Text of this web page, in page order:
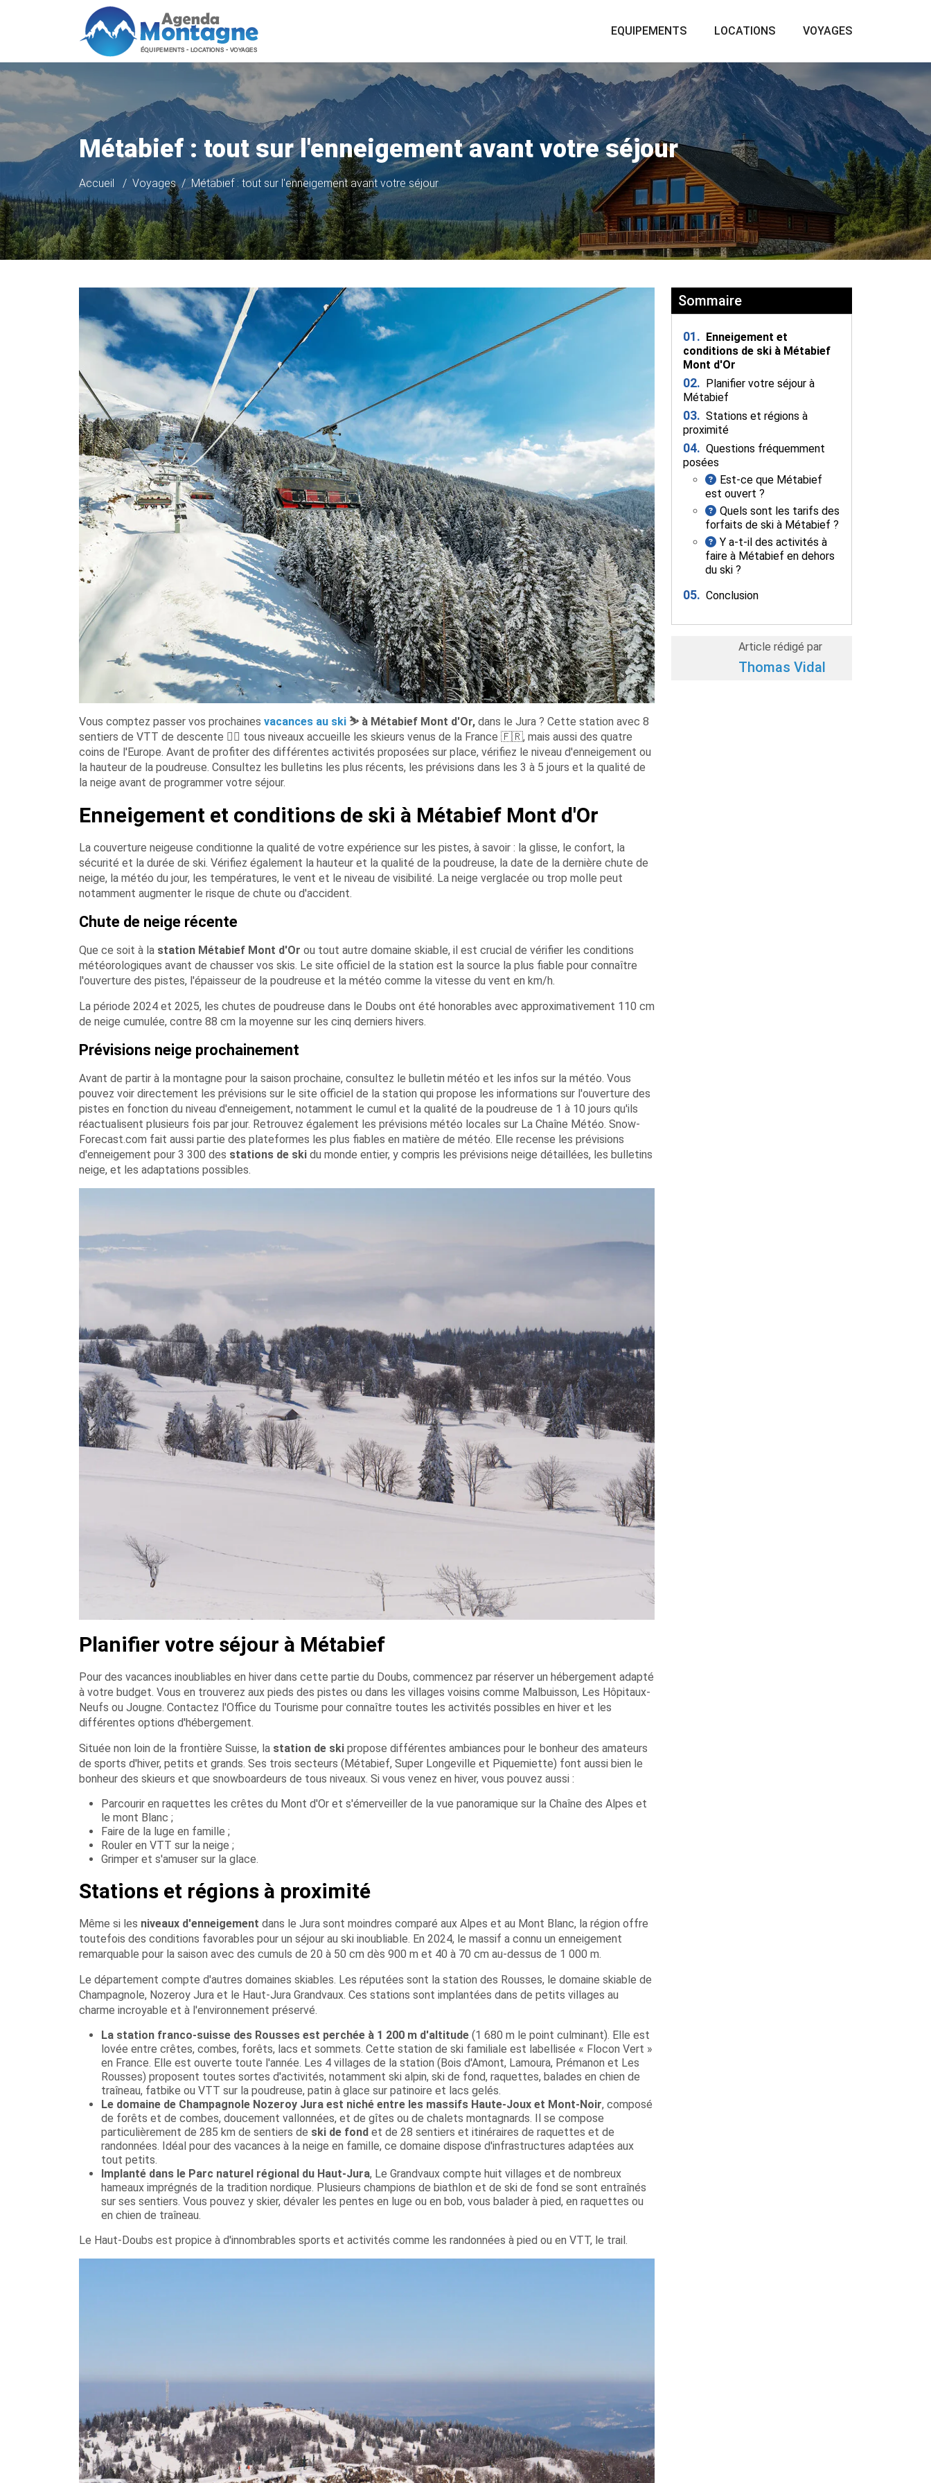
EQUIPEMENTS LOCATIONS VOYAGES
Métabief : tout sur l'enneigement avant votre séjour
Accueil Voyages Métabief : tout sur l'enneigement avant votre séjour
Vous comptez passer vos prochaines vacances au ski ⛷️ à Métabief Mont d'Or, dans le Jura ? Cette station avec 8
sentiers de VTT de descente 🚵‍♂ tous niveaux accueille les skieurs venus de la France 🇫🇷, mais aussi des quatre
coins de l'Europe. Avant de profiter des différentes activités proposées sur place, vérifiez le niveau d'enneigement ou
la hauteur de la poudreuse. Consultez les bulletins les plus récents, les prévisions dans les 3 à 5 jours et la qualité de
la neige avant de programmer votre séjour.
Enneigement et conditions de ski à Métabief Mont d'Or
La couverture neigeuse conditionne la qualité de votre expérience sur les pistes, à savoir : la glisse, le confort, la
sécurité et la durée de ski. Vérifiez également la hauteur et la qualité de la poudreuse, la date de la dernière chute de
neige, la météo du jour, les températures, le vent et le niveau de visibilité. La neige verglacée ou trop molle peut
notamment augmenter le risque de chute ou d'accident.
Chute de neige récente
Que ce soit à la station Métabief Mont d'Or ou tout autre domaine skiable, il est crucial de vérifier les conditions
météorologiques avant de chausser vos skis. Le site officiel de la station est la source la plus fiable pour connaître
l'ouverture des pistes, l'épaisseur de la poudreuse et la météo comme la vitesse du vent en km/h.
La période 2024 et 2025, les chutes de poudreuse dans le Doubs ont été honorables avec approximativement 110 cm
de neige cumulée, contre 88 cm la moyenne sur les cinq derniers hivers.
Prévisions neige prochainement
Avant de partir à la montagne pour la saison prochaine, consultez le bulletin météo et les infos sur la météo. Vous
pouvez voir directement les prévisions sur le site officiel de la station qui propose les informations sur l'ouverture des
pistes en fonction du niveau d'enneigement, notamment le cumul et la qualité de la poudreuse de 1 à 10 jours qu'ils
réactualisent plusieurs fois par jour. Retrouvez également les prévisions météo locales sur La Chaîne Météo. Snow-
Forecast.com fait aussi partie des plateformes les plus fiables en matière de météo. Elle recense les prévisions
d'enneigement pour 3 300 des stations de ski du monde entier, y compris les prévisions neige détaillées, les bulletins
neige, et les adaptations possibles.
Planifier votre séjour à Métabief
Pour des vacances inoubliables en hiver dans cette partie du Doubs, commencez par réserver un hébergement adapté
à votre budget. Vous en trouverez aux pieds des pistes ou dans les villages voisins comme Malbuisson, Les Hôpitaux-
Neufs ou Jougne. Contactez l'Office du Tourisme pour connaître toutes les activités possibles en hiver et les
différentes options d'hébergement.
Située non loin de la frontière Suisse, la station de ski propose différentes ambiances pour le bonheur des amateurs
de sports d'hiver, petits et grands. Ses trois secteurs (Métabief, Super Longeville et Piquemiette) font aussi bien le
bonheur des skieurs et que snowboardeurs de tous niveaux. Si vous venez en hiver, vous pouvez aussi :
Parcourir en raquettes les crêtes du Mont d'Or et s'émerveiller de la vue panoramique sur la Chaîne des Alpes et
le mont Blanc ;
Faire de la luge en famille ;
Rouler en VTT sur la neige ;
Grimper et s'amuser sur la glace.
Stations et régions à proximité
Même si les niveaux d'enneigement dans le Jura sont moindres comparé aux Alpes et au Mont Blanc, la région offre
toutefois des conditions favorables pour un séjour au ski inoubliable. En 2024, le massif a connu un enneigement
remarquable pour la saison avec des cumuls de 20 à 50 cm dès 900 m et 40 à 70 cm au-dessus de 1 000 m.
Le département compte d'autres domaines skiables. Les réputées sont la station des Rousses, le domaine skiable de
Champagnole, Nozeroy Jura et le Haut-Jura Grandvaux. Ces stations sont implantées dans de petits villages au
charme incroyable et à l'environnement préservé.
La station franco-suisse des Rousses est perchée à 1 200 m d'altitude (1 680 m le point culminant). Elle est
lovée entre crêtes, combes, forêts, lacs et sommets. Cette station de ski familiale est labellisée « Flocon Vert »
en France. Elle est ouverte toute l'année. Les 4 villages de la station (Bois d'Amont, Lamoura, Prémanon et Les
Rousses) proposent toutes sortes d'activités, notamment ski alpin, ski de fond, raquettes, balades en chien de
traîneau, fatbike ou VTT sur la poudreuse, patin à glace sur patinoire et lacs gelés.
Le domaine de Champagnole Nozeroy Jura est niché entre les massifs Haute-Joux et Mont-Noir, composé
de forêts et de combes, doucement vallonnées, et de gîtes ou de chalets montagnards. Il se compose
particulièrement de 285 km de sentiers de ski de fond et de 28 sentiers et itinéraires de raquettes et de
randonnées. Idéal pour des vacances à la neige en famille, ce domaine dispose d'infrastructures adaptées aux
tout petits.
Implanté dans le Parc naturel régional du Haut-Jura, Le Grandvaux compte huit villages et de nombreux
hameaux imprégnés de la tradition nordique. Plusieurs champions de biathlon et de ski de fond se sont entraînés
sur ses sentiers. Vous pouvez y skier, dévaler les pentes en luge ou en bob, vous balader à pied, en raquettes ou
en chien de traîneau.
Le Haut-Doubs est propice à d'innombrables sports et activités comme les randonnées à pied ou en VTT, le trail.
Sommaire
01. Enneigement et
conditions de ski à Métabief
Mont d'Or
02. Planifier votre séjour à
Métabief
03. Stations et régions à
proximité
04. Questions fréquemment
posées
Est-ce que Métabief
est ouvert ?
Quels sont les tarifs des
forfaits de ski à Métabief ?
Y a-t-il des activités à
faire à Métabief en dehors
du ski ?
05. Conclusion
Article rédigé par
Thomas Vidal